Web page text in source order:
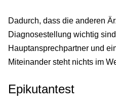
Dadurch, dass die anderen
Diagnosestellung wichtig
Hauptansprechpartner und
Miteinander steht nichts im
Epikutantest